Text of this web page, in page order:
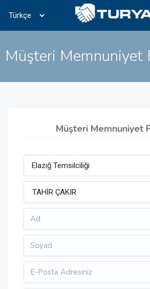
Müşteri Memnuniyet
Müşteri Memnuniyet
Elazığ Temsilciliği